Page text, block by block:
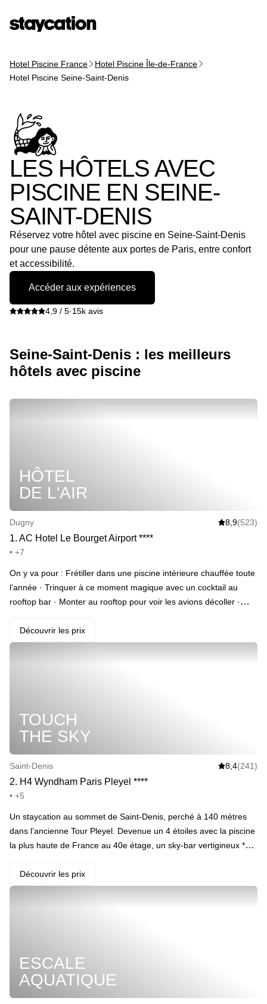
Hotel Piscine France
Hotel Piscine Île-de-France
Hotel Piscine Seine-Saint-Denis
LES HÔTELS AVEC
PISCINE EN SEINE-
SAINT-DENIS
Réservez votre hôtel avec piscine en Seine-Saint-Denis
pour une pause détente aux portes de Paris, entre confort
et accessibilité.
Accéder aux expériences
4,9 / 5·15k avis
Seine-Saint-Denis : les meilleurs
hôtels avec piscine
HÔTEL
DE L'AIR
Dugny 8,9(523)
1. AC Hotel Le Bourget Airport ****
• +7
On y va pour : Frétiller dans une piscine intérieure chauffée toute
l’année · Trinquer à ce moment magique avec un cocktail au
rooftop bar · Monter au rooftop pour voir les avions décoller ·
· Profiter de chambres insolites qui permettent d'observer les
avions en peignoir depuis son lit · Commencer la journée du
Découvrir les prix
TOUCH
THE SKY
Saint-Denis 8,4(241)
2. H4 Wyndham Paris Pleyel ****
• +5
Un staycation au sommet de Saint-Denis, perché à 140 mètres
dans l’ancienne Tour Pleyel. Devenue un 4 étoiles avec la piscine
la plus haute de France au 40e étage, un sky-bar vertigineux *
avec un drone. Entre nuages et horizon, bienvenue dans un spot
qui joue les stars du grand Paris. · Votre programme : 1h d’accès
highlight : le coucher de soleil, que ce soit depuis la piscine avec
un cocktail au sky-bar au 40è, ou depuis la chambre au 26è
étage. · Et plein d’extras : early check-in pour prendre de
Découvrir les prix
ESCALE
AQUATIQUE